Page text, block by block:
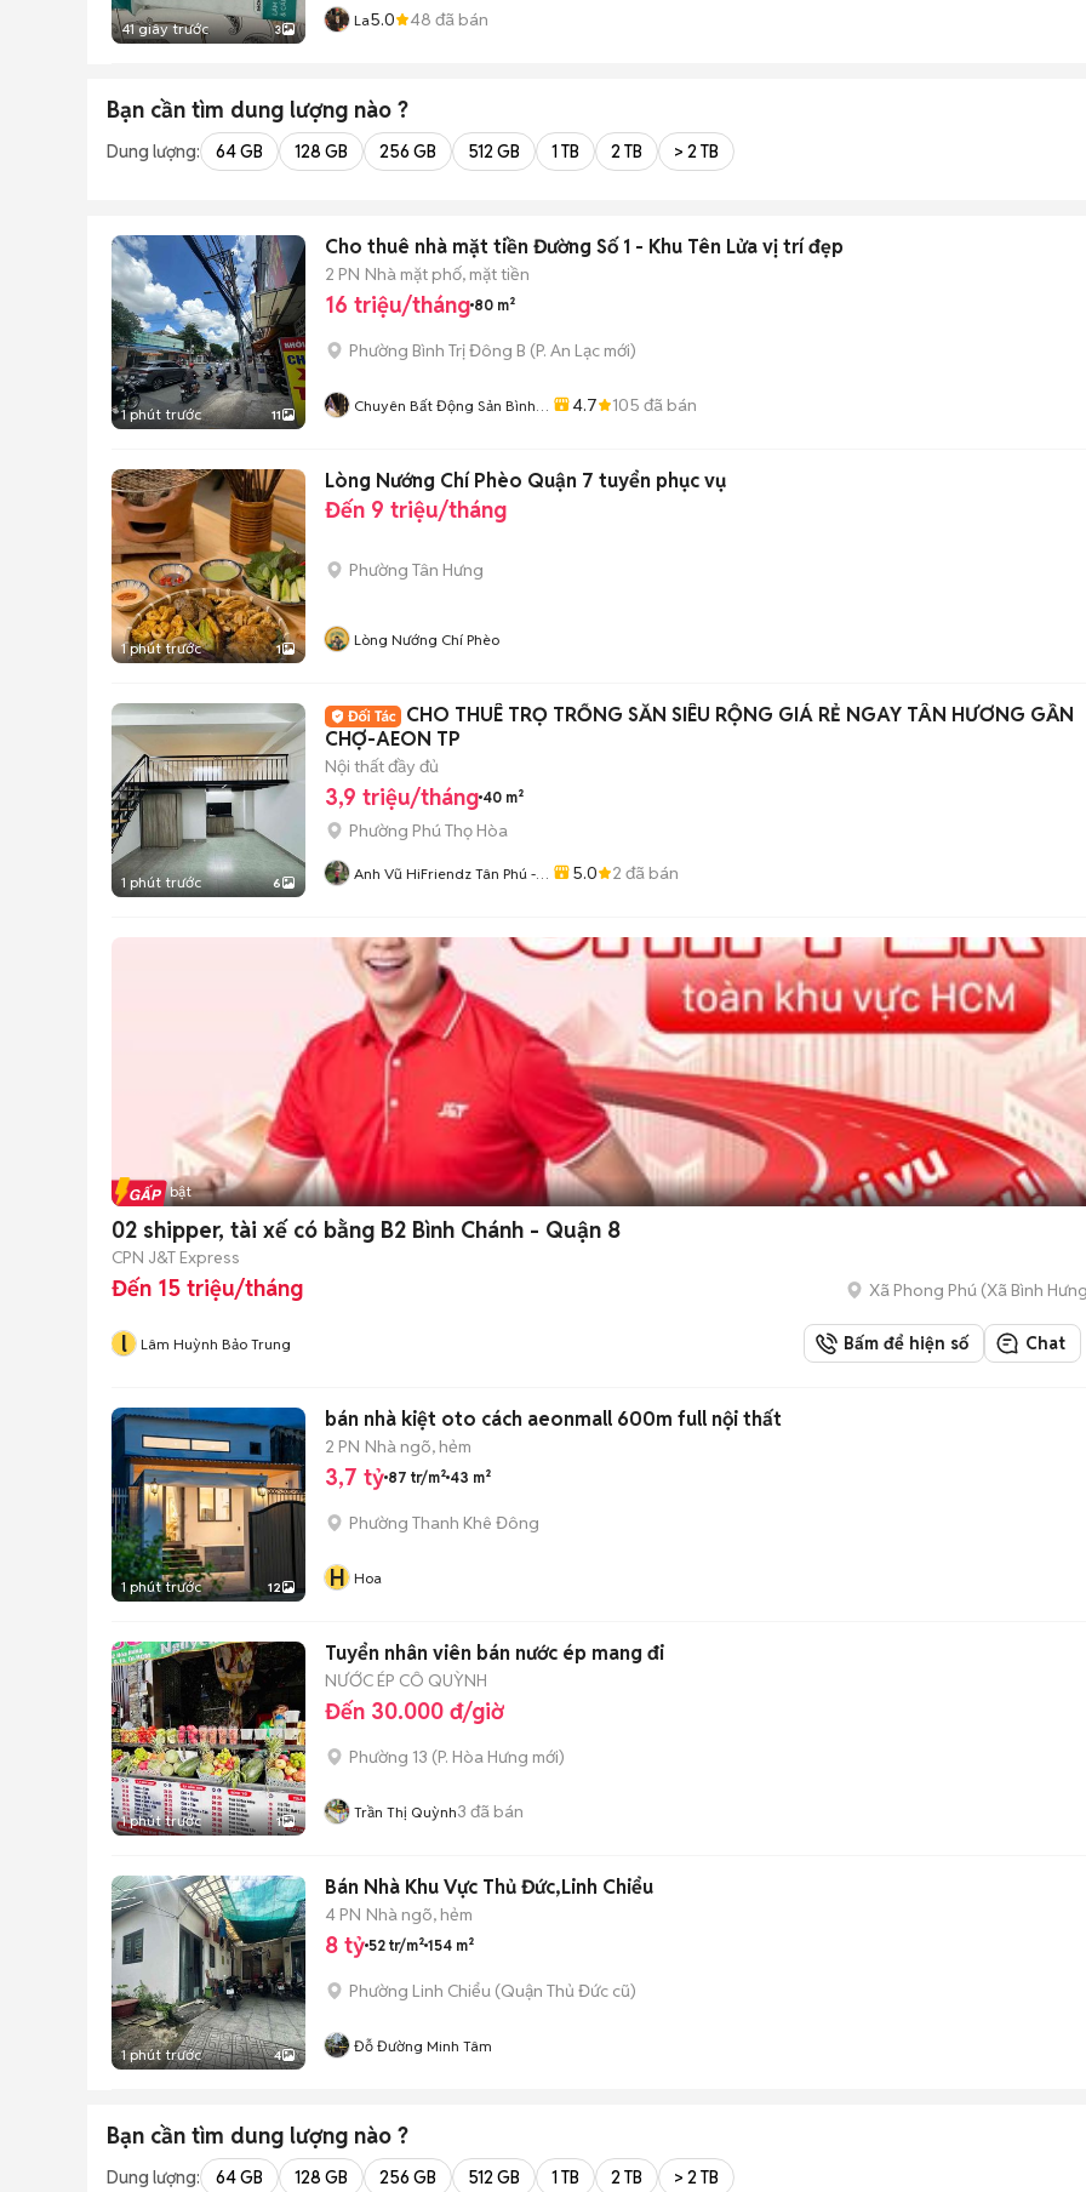
41 giây trước 3 La5.0 48 đã bán
Bạn cần tìm dung lượng nào ?
Dung lượng: 64 GB 128 GB 256 GB 512 GB 1 TB 2 TB > 2 TB
1 phút trước 11
Cho thuê nhà mặt tiền Đường Số 1 - Khu Tên Lửa vị trí đẹp
2 PN Nhà mặt phố, mặt tiền
16 triệu/tháng 80 m²
Phường Bình Trị Đông B (P. An Lạc mới)
Chuyên Bất Động Sản Bình
4.7 105 đã bán
1 phút trước 1
Lòng Nướng Chí Phèo Quận 7 tuyển phục vụ
Đến 9 triệu/tháng
Phường Tân Hưng
Lòng Nướng Chí Phèo
1 phút trước 6
CHO THUÊ TRỌ TRỐNG SẴN SIÊU RỘNG GIÁ RẺ NGAY TÂN HƯƠNG GẦN
CHỢ-AEON TP
Nội thất đầy đủ
3,9 triệu/tháng 40 m²
Phường Phú Thọ Hòa
Anh Vũ HiFriendz Tân Phú -
5.0 2 đã bán
Tin nổi bật
02 shipper, tài xế có bằng B2 Bình Chánh - Quận 8
CPN J&T Express
Đến 15 triệu/tháng Xã Phong Phú (Xã Bình Hưng
l Lâm Huỳnh Bảo Trung Bấm để hiện số Chat
1 phút trước 12
bán nhà kiệt oto cách aeonmall 600m full nội thất
2 PN Nhà ngõ, hẻm
3,7 tỷ 87 tr/m² 43 m²
Phường Thanh Khê Đông
H Hoa
1 phút trước 1
Tuyển nhân viên bán nước ép mang đi
NƯỚC ÉP CÔ QUỲNH
Đến 30.000 đ/giờ
Phường 13 (P. Hòa Hưng mới)
Trần Thị Quỳnh3 đã bán
1 phút trước 4
Bán Nhà Khu Vực Thủ Đức,Linh Chiểu
4 PN Nhà ngõ, hẻm
8 tỷ 52 tr/m² 154 m²
Phường Linh Chiểu (Quận Thủ Đức cũ)
Đỗ Đường Minh Tâm
Bạn cần tìm dung lượng nào ?
Dung lượng: 64 GB 128 GB 256 GB 512 GB 1 TB 2 TB > 2 TB